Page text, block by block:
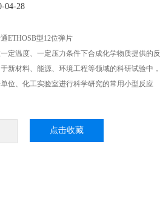
04-28
ETHOSB型12位弹片
定温度、一定压力条件下合成化学物质提供的反
新材料、能源、环境工程等领域的科研试验中，
位、化工实验室进行科学研究的常用小型反应
点击收藏